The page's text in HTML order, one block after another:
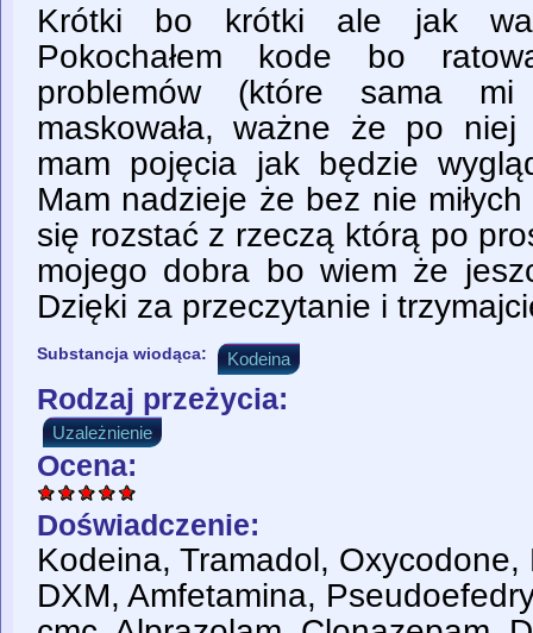
Krótki bo krótki ale jak
Pokochałem kode bo
problemów (które sama
maskowała, ważne że po
mam pojęcia jak będzie
Mam nadzieje że bez nie
się rozstać z rzeczą którą po
mojego dobra bo wiem że
Dzięki za przeczytanie i
Substancja wiodąca: Kodeina
Rodzaj przeżycia:
Uzależnienie
Ocena:
Doświadczenie:
Kodeina, Tramadol,
DXM, Amfetamina,